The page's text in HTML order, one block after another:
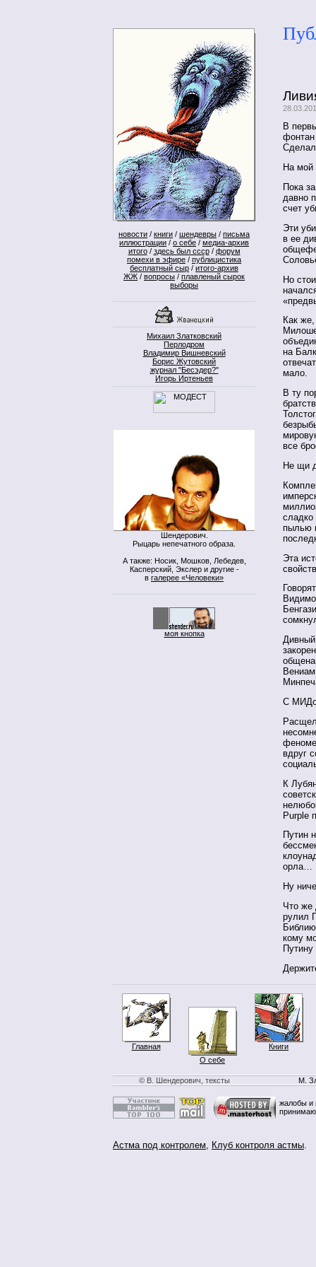
новости / книги / шендевры / письма
иллюстрации / о себе / медиа-архив
итого/ здесь был ссср/ форум
помехи в эфире / публицистика
бесплатный сыр / итого-архив
ЖЖ / вопросы / плавленый сырок
выборы
Михаил Златковский
Перлодром
Владимир Вишневский
Борис Жутовский
журнал "Бесэдер?"
Игорь Иртеньев
Шендерович.
Рыцарь непечатного образа.
А также: Носик, Мошков, Лебедев,
Касперский, Экслер и другие -
в галерее «Человеки»
моя кнопка
В
На мой
Пока
давно
счет
Эти
в ее
Но
Как
на
мало.
В ту
все
Не щи
сладко
пылью
Эта
С
вдруг
К
Purple
Путин
орла…
Ну
Что же
рулил
кому
Путину
Главная
О себе
Книги
© В. Шендерович, тексты М.
жалобы и
Астма под контролем, Клуб контроля астмы.